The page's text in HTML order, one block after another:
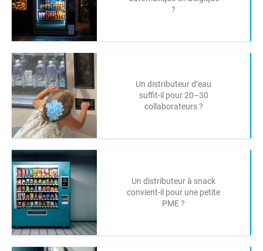
?
Un distributeur d’eau
suffit-il pour 20–30
collaborateurs ?
Un distributeur à snack
convient-il pour une petite
PME ?